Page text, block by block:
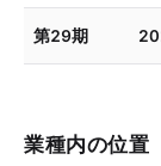
第29期
業種内の位置